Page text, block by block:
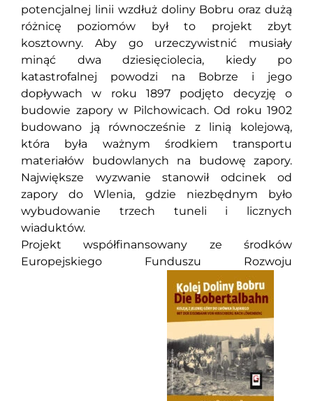
potencjalnej linii wzdłuż doliny Bobru oraz dużą
różnicę poziomów był to projekt zbyt
kosztowny. Aby go urzeczywistnić musiały
minąć dwa dziesięciolecia, kiedy po
katastrofalnej powodzi na Bobrze i jego
dopływach w roku 1897 podjęto decyzję o
budowie zapory w Pilchowicach. Od roku 1902
budowano ją równocześnie z linią kolejową,
która była ważnym środkiem transportu
materiałów budowlanych na budowę zapory.
Największe wyzwanie stanowił odcinek od
zapory do Wlenia, gdzie niezbędnym było
wybudowanie trzech tuneli i licznych
wiaduktów.
Projekt współfinansowany ze środków
Europejskiego Funduszu Rozwoju